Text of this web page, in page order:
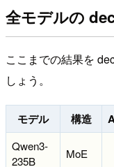
全モデルの
ここまでの結果を
しょう。
モデル 構造
Qwen3-
235B
MoE